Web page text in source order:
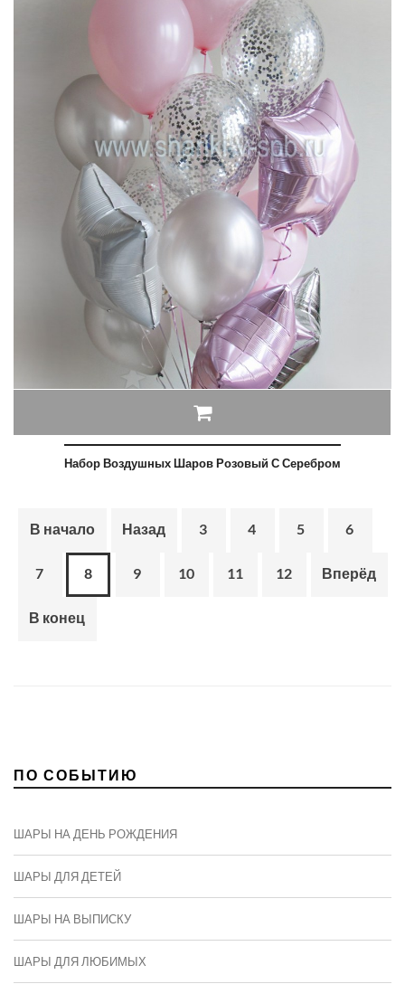
Набор Воздушных Шаров Розовый С Серебром
В начало Назад 3 4 5 6
7 8 9 10 11 12 Вперёд
В конец
ПО СОБЫТИЮ
ШАРЫ НА ДЕНЬ РОЖДЕНИЯ
ШАРЫ ДЛЯ ДЕТЕЙ
ШАРЫ НА ВЫПИСКУ
ШАРЫ ДЛЯ ЛЮБИМЫХ